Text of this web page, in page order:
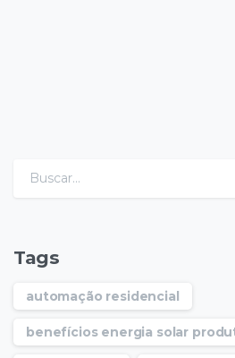
Tags
automação residencial
benefícios energia solar